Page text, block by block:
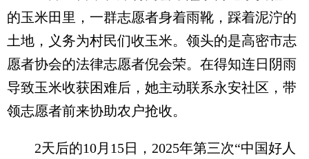
的玉米田里，一群志愿者身着雨靴，踩着泥泞的
土地，义务为村民们收玉米。领头的是高密市志
愿者协会的法律志愿者倪会荣。在得知连日阴雨
导致玉米收获困难后，她主动联系永安社区，带
领志愿者前来协助农户抢收。
2天后的10月15日，2025年第三次“中国好人